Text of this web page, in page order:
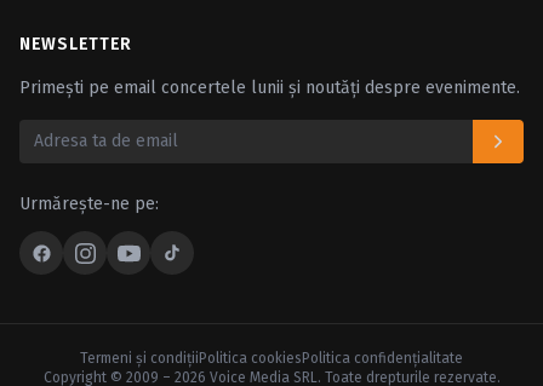
NEWSLETTER
Primești pe email concertele lunii și noutăți despre evenimente.
Urmărește-ne pe:
Termeni şi condiţii Politica cookies Politica confidenţialitate
Copyright © 2009 – 2026 Voice Media SRL. Toate drepturile rezervate.